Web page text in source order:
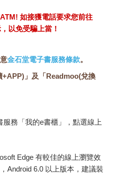
如接獲電話要求您前往
以免受騙上當！
金石堂電子書服務條款。
」及「Readmoo(兌換
務「我的e書櫃」，點選線上
Edge 有較佳的線上瀏覽效
Android 6.0 以上版本，建議裝